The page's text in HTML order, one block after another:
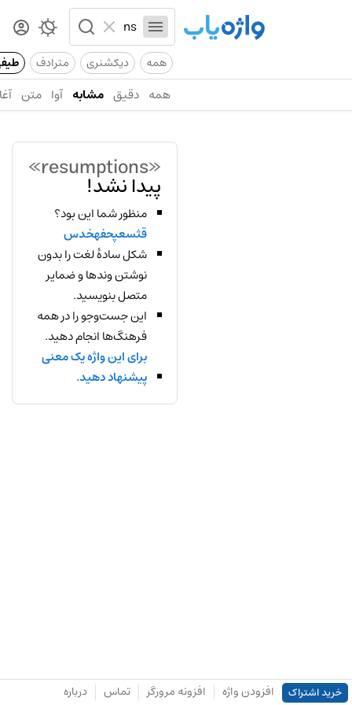
همه دیکشنری مترادف
همه دقیق مشابه آوا متن
«resumptions»
پیدا نشد!
منظور شما این بود؟
قثسعپحفهخدس
شکل سادهٔ لغت را بدون
نوشتن وندها و ضمایر
متصل بنویسید.
این جست‌وجو را در همه
فرهنگ‌ها انجام دهید.
برای این واژه یک معنی
پیشنهاد دهید.
خرید اشتراک افزودن واژه افزونه مرورگر تماس درباره